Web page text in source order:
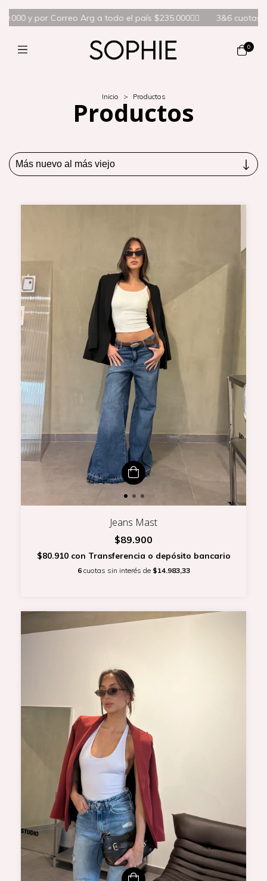
3&6 cuotas sin interés | 10%OFF extra por
0
Inicio > Productos
Productos
Jeans Mast
$89.900
$80.910 con Transferencia o depósito bancario
6 cuotas sin interés de $14.983,33